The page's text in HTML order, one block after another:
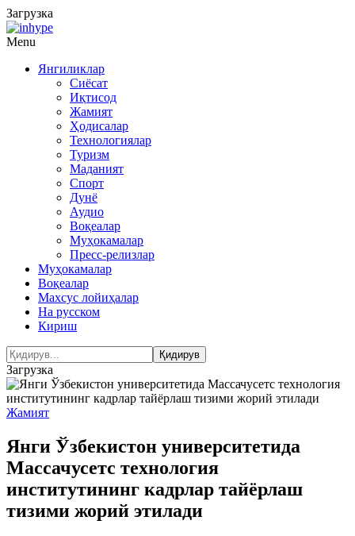
Загрузка
Menu
Янгиликлар
Сиёсат
Иқтисод
Жамият
Ҳодисалар
Технологиялар
Туризм
Маданият
Спорт
Дунё
Аудио
Воқеалар
Муҳокамалар
Пресс-релизлар
Муҳокамалар
Воқеалар
Махсус лойиҳалар
На русском
Кириш
Загрузка
Жамият
Янги Ўзбекистон университетида
Массачусетс технология
институтининг кадрлар тайёрлаш
тизими жорий этилади